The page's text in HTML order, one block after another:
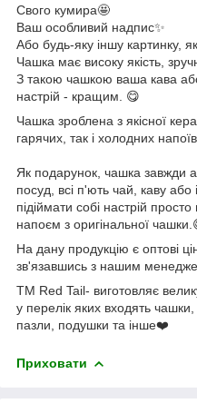
Свого кумира🤩
Ваш особливий надпис✨
Або будь-яку іншу картинку,
Чашка має високу якість,
З такою чашкою ваша кава
настрій - кращим. 😋
Чашка зроблена з якісної
гарячих, так і холодних
Як подарунок, чашка завжди
посуд, всі п'ють чай, каву або
підіймати собі настрій
напоєм з оригінальної
На дану продукцію є оптові
зв'язавшись з нашим
ТМ Red Tail- виготовляє велику
у перелік яких входять
пазли, подушки та інше❤️
Приховати